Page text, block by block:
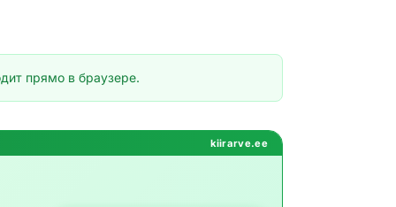
прямо в браузере.
kiirarve.ee